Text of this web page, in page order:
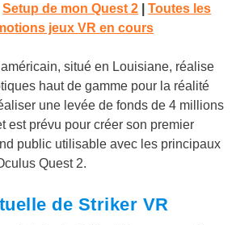
|Setup de mon Quest 2 |Toutes les
jeux VR en cours
situé en Louisiane, réalise
haut de gamme pour la réalité
une levée de fonds de 4 millions
est prévu pour créer son premier
public utilisable avec les principaux
Quest 2.
de Striker VR